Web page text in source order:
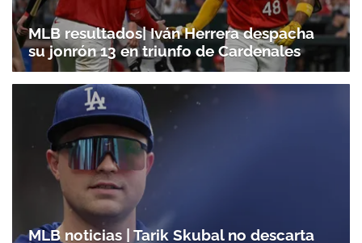
MLB resultados| Iván Herrera despacha
su jonrón 13 en triunfo de Cardenales
MLB noticias | Tarik Skubal no descarta